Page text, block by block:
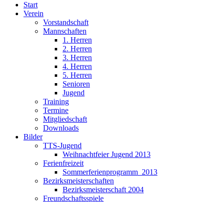
Start
Verein
Vorstandschaft
Mannschaften
1. Herren
2. Herren
3. Herren
4. Herren
5. Herren
Senioren
Jugend
Training
Termine
Mitgliedschaft
Downloads
Bilder
TTS-Jugend
Weihnachtfeier Jugend 2013
Ferienfreizeit
Sommerferienprogramm_2013
Bezirksmeisterschaften
Bezirksmeisterschaft 2004
Freundschaftsspiele